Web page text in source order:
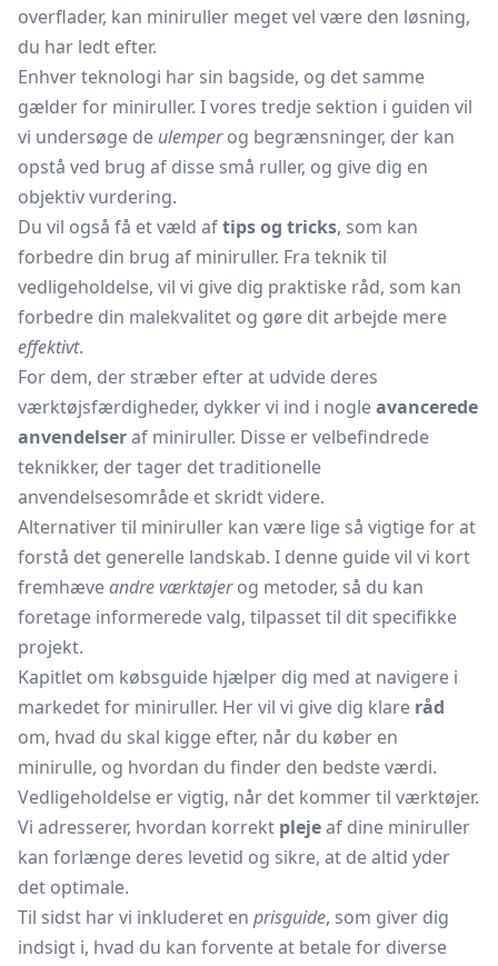
overflader, kan miniruller meget vel være den løsning,
du har ledt efter.
Enhver teknologi har sin bagside, og det samme
gælder for miniruller. I vores tredje sektion i guiden vil
vi undersøge de ulemperog begrænsninger, der kan
opstå ved brug af disse små ruller, og give dig en
objektiv vurdering.
Du vil også få et væld aftips og tricks, som kan
forbedre din brug af miniruller. Fra teknik til
vedligeholdelse, vil vi give dig praktiske råd, som kan
forbedre din malekvalitet og gøre dit arbejde mere
effektivt.
For dem, der stræber efter at udvide deres
værktøjsfærdigheder, dykker vi ind i nogleavancerede
anvendelseraf miniruller. Disse er velbefindrede
teknikker, der tager det traditionelle
anvendelsesområde et skridt videre.
Alternativer til miniruller kan være lige så vigtige for at
forstå det generelle landskab. I denne guide vil vi kort
fremhæveandre værktøjerog metoder, så du kan
foretage informerede valg, tilpasset til dit specifikke
projekt.
Kapitlet om købsguide hjælper dig med at navigere i
markedet for miniruller. Her vil vi give dig klare råd
om, hvad du skal kigge efter, når du køber en
minirulle, og hvordan du finder den bedste værdi.
Vedligeholdelse er vigtig, når det kommer til værktøjer.
Vi adresserer, hvordan korrekt plejeaf dine miniruller
kan forlænge deres levetid og sikre, at de altid yder
det optimale.
Til sidst har vi inkluderet en prisguide, som giver dig
indsigt i, hvad du kan forvente at betale for diverse